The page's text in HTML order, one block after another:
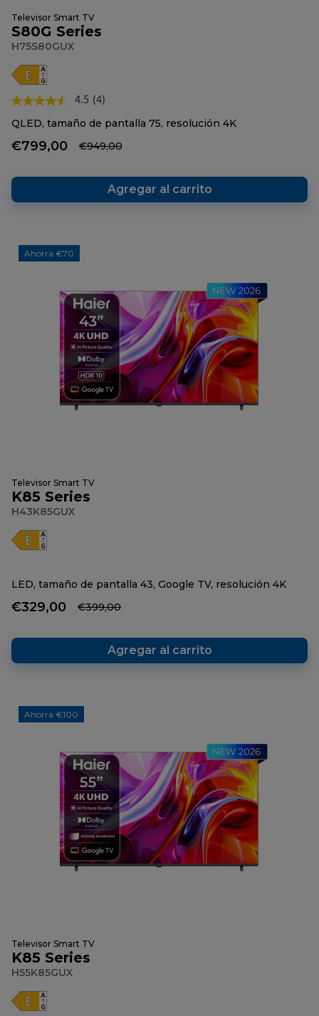
Televisor Smart TV
S80G Series
H75S80GUX
4.5 Lea
4
reseñas.
Enlace
en
misma
página.
(4)
QLED, tamaño de pantalla 75, resolución 4K
€799,00 €949,00
Agregar al carrito
Ahorra €70
Televisor Smart TV
K85 Series
H43K85GUX
LED, tamaño de pantalla 43, Google TV, resolución 4K
€329,00 €399,00
Agregar al carrito
Ahorra €100
Televisor Smart TV
K85 Series
H55K85GUX